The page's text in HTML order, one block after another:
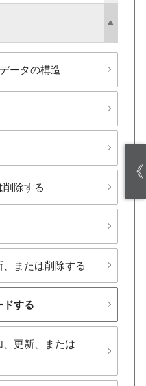
ータの​構造
削除する
または​削除する
ドする
、​更新、​または​
《